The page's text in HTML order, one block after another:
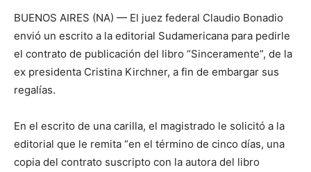
BUENOS AIRES (NA) — El juez federal Claudio Bonadio
envió un escrito a la editorial Sudamericana para pedirle
el contrato de publicación del libro “Sinceramente”, de la
ex presidenta Cristina Kirchner, a fin de embargar sus
regalías.
En el escrito de una carilla, el magistrado le solicitó a la
editorial que le remita “en el término de cinco días, una
copia del contrato suscripto con la autora del libro